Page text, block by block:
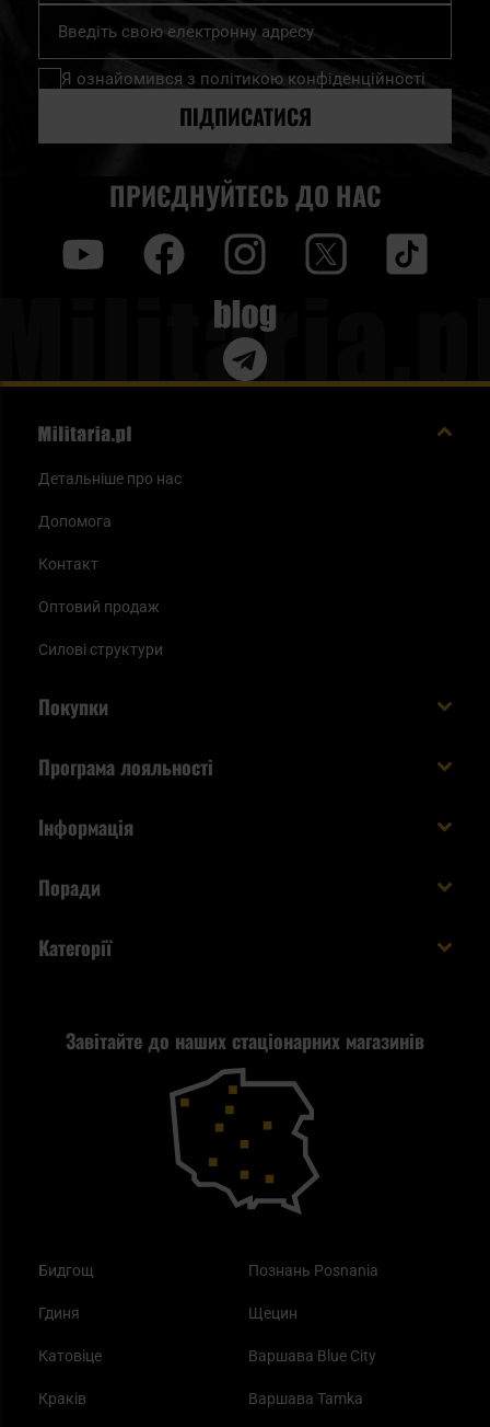
Підпишіться
нашу
розсилку
Я ознайомився з політикою конфіденційності
ПІДПИСАТИСЯ
ПРИЄДНУЙТЕСЬ ДО НАС
Blog
Детальніше про нас
Допомога
Контакт
Оптовий продаж
Силові структури
Покупки
Способи оплати
Статус замовлення
Tax Free
Програма лояльності
Увійдіть в систему
Завітайте до наших стаціонарних магазинів
Бидгощ
Гдиня
Катовіце
Краків
Познань Posnania
Щецин
Варшава Blue City
Варшава Tamka
Інформація
Політика конфіденційності
Повернення товару
Поради
спакувати?
Blackout - що це таке?
Як працює маска від смогу?
Найкращі спальні мішки на осінь
Категорії
Самозахист